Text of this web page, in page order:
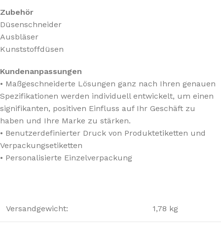
Zubehör
Düsenschneider
Ausbläser
Kunststoffdüsen
Kundenanpassungen
• Maßgeschneiderte Lösungen ganz nach Ihren genauen
Spezifikationen werden individuell entwickelt, um einen
signifikanten, positiven Einfluss auf Ihr Geschäft zu
haben und Ihre Marke zu stärken.
• Benutzerdefinierter Druck von Produktetiketten und
Verpackungsetiketten
• Personalisierte Einzelverpackung
Versandgewicht: 1,78 kg